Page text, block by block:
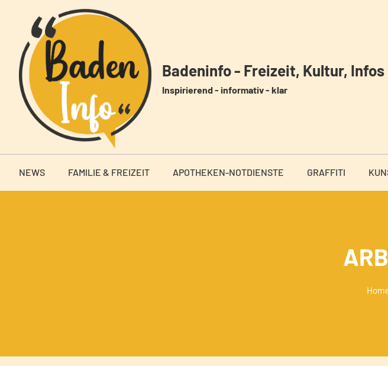
springen
Badeninfo - Freizeit, Kultur, Infos
Inspirierend - informativ - klar
NEWS FAMILIE & FREIZEIT APOTHEKEN-NOTDIENSTE GRAFFITI